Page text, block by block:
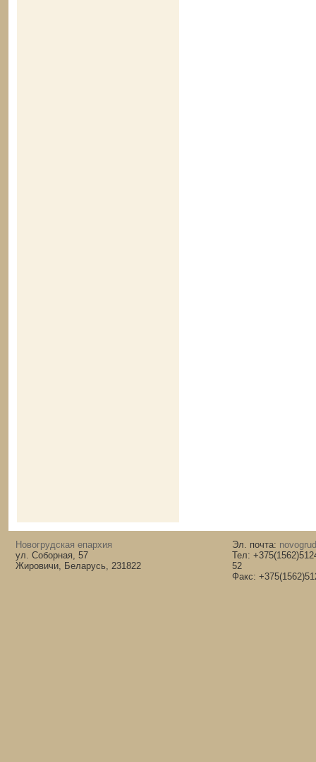
Новогрудская епархия
ул. Соборная, 57
Жировичи, Беларусь, 231822
Эл. почта:
Тел:
52
Факс: